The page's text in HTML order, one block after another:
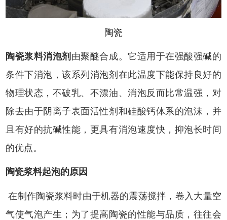
陶瓷
陶瓷浆料消泡剂 由聚醚合成。它适用于在强酸强碱的
条件下消泡，该系列消泡剂在此温度下能保持良好的
物理状态，不破乳、不漂油、消泡反而比常温强，对
除去由于阴离子表面活性剂和硅酸钙体系的泡沫，并
且有好的抗碱性能，更具有消泡速度快，抑泡长时间
的优点。
陶瓷浆料起泡的原因
在制作陶瓷浆料时由于机器的震荡搅拌，卷入大量空
气使气泡产生；为了提高陶瓷的性能与品质，往往会